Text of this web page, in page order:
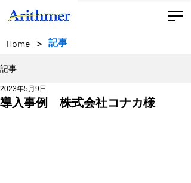
Home > 記事
記事
導入事例 株式会社コナカ様
2023年5月9日